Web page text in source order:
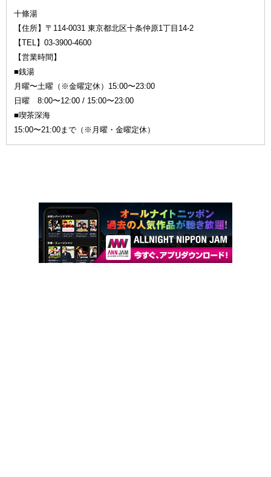
十條湯
【住所】〒114-0031 東京都北区十条仲原1丁目14-2
【TEL】03-3900-4600
【営業時間】
■銭湯
月曜〜土曜（※金曜定休）15:00〜23:00
日曜 8:00〜12:00 / 15:00〜23:00
■喫茶深海
15:00〜21:00まで（※月曜・金曜定休）